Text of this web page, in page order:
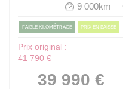
9 000km
FAIBLE KILOMÉTRAGE PRIX EN BAISSE
Prix original :
41 790 €
39 990 €